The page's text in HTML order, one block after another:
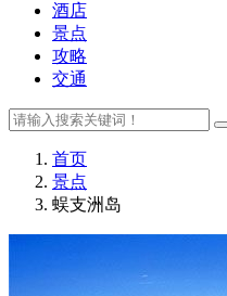
酒店
景点
攻略
交通
首页
景点
蜈支洲岛